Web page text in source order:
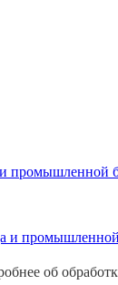
об